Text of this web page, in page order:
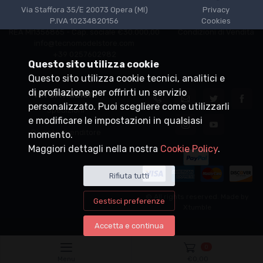
Via Staffora 35/E 20073 Opera (MI)
P.IVA 10234820156
REA MI1356865 - Cap. sociale €30.000,00
Privacy
Cookies
Condizioni di Vendita
Informazioni
Spedizioni
Punti vendita
Diventa rivenditore
Questo sito utilizza cookie
Questo sito utilizza cookie tecnici, analitici e
di profilazione per offrirti un servizio
personalizzato. Puoi scegliere come utilizzarli
e modificare le impostazioni in qualsiasi
momento.
Maggiori dettagli nella nostra Cookie Policy.
Rifiuta tutti
Gestisci preferenze
Accetta e continua